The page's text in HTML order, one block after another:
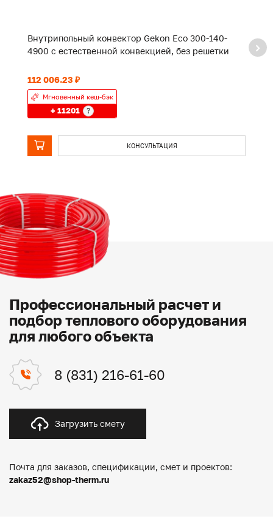
Внутрипольный конвектор Gekon Eco 300-140-
4900 с естественной конвекцией, без решетки
112 006.23 ₽
Мгновенный кеш-бэк
+ 11201 ?
КОНСУЛЬТАЦИЯ
Профессиональный расчет и
подбор теплового оборудования
для любого объекта
8 (831) 216-61-60
Загрузить смету
Почта для заказов, спецификации, смет и проектов:
zakaz52@shop-therm.ru